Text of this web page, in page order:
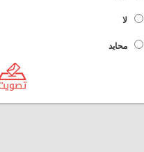
لا
محايد